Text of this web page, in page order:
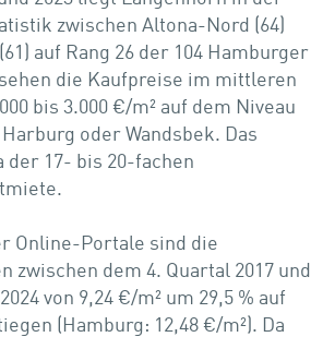
zwischen Altona-Nord (64)
auf Rang 26 der 104 Hamburger
die Kaufpreise im mittleren
bis 3.000 €/m² auf dem Niveau
oder Wandsbek. Das
der 17- bis 20-fachen
Online-Portale sind die
zwischen dem 4. Quartal 2017 und
von 9,24 €/m² um 29,5 % auf
(Hamburg: 12,48 €/m²). Da